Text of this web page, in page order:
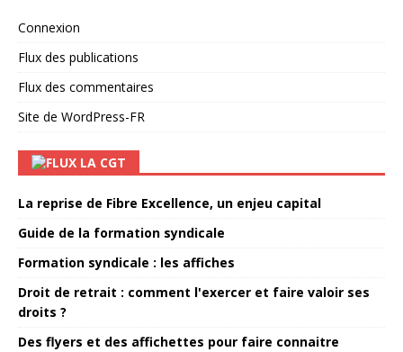
Connexion
Flux des publications
Flux des commentaires
Site de WordPress-FR
LA CGT
La reprise de Fibre Excellence, un enjeu capital
Guide de la formation syndicale
Formation syndicale : les affiches
Droit de retrait : comment l'exercer et faire valoir ses
droits ?
Des flyers et des affichettes pour faire connaitre